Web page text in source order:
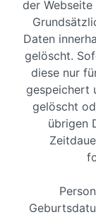
der Webseite
Daten
gelöscht.
diese nur
gespeichert
gelöscht
übrigen